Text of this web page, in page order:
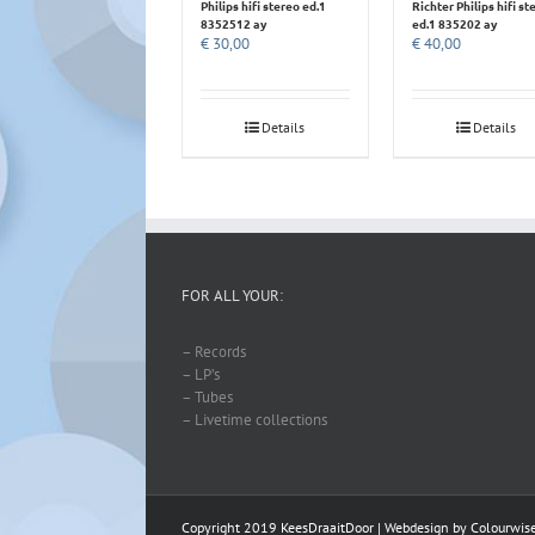
Philips hifi stereo ed.1
8352512 ay
€ 30,00
Details
Richter Philips hifi
ed.1 835202 ay
€40,00
Details
FOR ALL YOUR:
– Records
– LP’s
– Tubes
– Livetime collections
Copyright 2019 KeesDraaitDoor | Webdesign by